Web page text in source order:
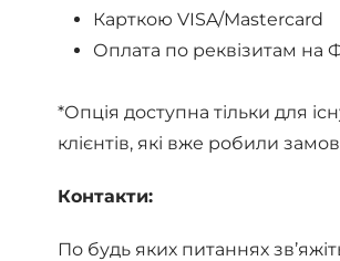
Карткою VISA/Mastercard
Оплата по реквізитам на
*Опція доступна тільки для
клієнтів, які вже робили
Контакти:
По будь яких питаннях